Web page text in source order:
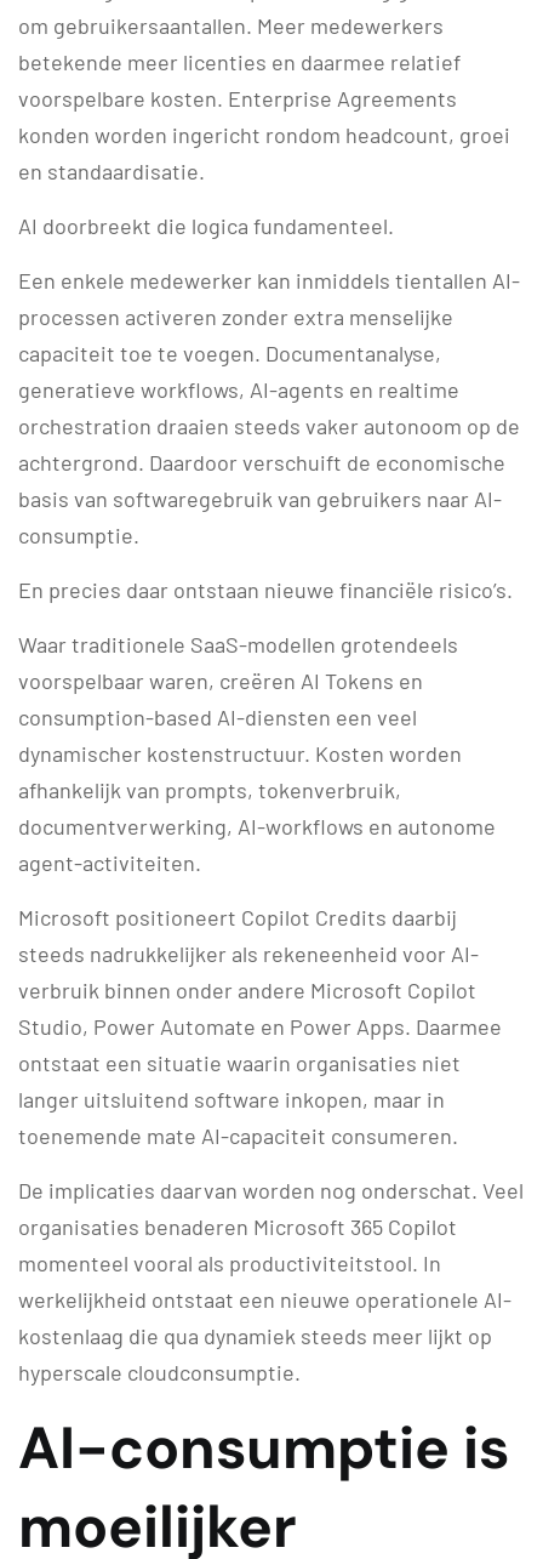
om gebruikersaantallen. Meer medewerkers
betekende meer licenties en daarmee relatief
voorspelbare kosten. Enterprise Agreements
konden worden ingericht rondom headcount, groei
en standaardisatie.
AI doorbreekt die logica fundamenteel.
Een enkele medewerker kan inmiddels tientallen AI-
processen activeren zonder extra menselijke
capaciteit toe te voegen. Documentanalyse,
generatieve workflows, AI-agents en realtime
orchestration draaien steeds vaker autonoom op de
achtergrond. Daardoor verschuift de economische
basis van softwaregebruik van gebruikers naar AI-
consumptie.
En precies daar ontstaan nieuwe financiële risico’s.
Waar traditionele SaaS-modellen grotendeels
voorspelbaar waren, creëren AI Tokens en
consumption-based AI-diensten een veel
dynamischer kostenstructuur. Kosten worden
afhankelijk van prompts, tokenverbruik,
documentverwerking, AI-workflows en autonome
agent-activiteiten.
Microsoft positioneert Copilot Credits daarbij
steeds nadrukkelijker als rekeneenheid voor AI-
verbruik binnen onder andere Microsoft Copilot
Studio, Power Automate en Power Apps. Daarmee
ontstaat een situatie waarin organisaties niet
langer uitsluitend software inkopen, maar in
toenemende mate AI-capaciteit consumeren.
De implicaties daarvan worden nog onderschat. Veel
organisaties benaderen Microsoft 365 Copilot
momenteel vooral als productiviteitstool. In
werkelijkheid ontstaat een nieuwe operationele AI-
kostenlaag die qua dynamiek steeds meer lijkt op
hyperscale cloudconsumptie.
AI-consumptie is
moeilijker